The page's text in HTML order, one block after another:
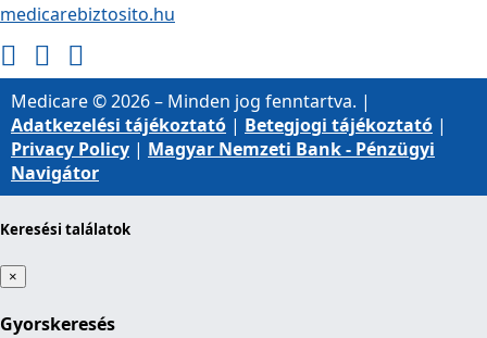
medicarebiztosito.hu
Medicare © 2026 – Minden jog fenntartva. |
Adatkezelési tájékoztató | Betegjogi tájékoztató |
Privacy Policy | Magyar Nemzeti Bank - Pénzügyi
Navigátor
Keresési találatok
×
Gyorskeresés